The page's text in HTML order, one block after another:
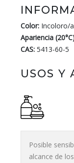
Color: Incoloro/
Apariencia
CAS: 5413-60-5
USOS Y
Posible
alcance de